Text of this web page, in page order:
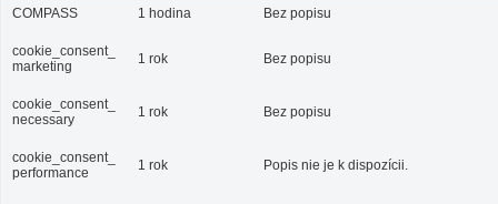
COMPASS 1 hodina Bez popisu
cookie_consent_
marketing
1 rok Bez popisu
cookie_consent_
necessary
1 rok Bez popisu
cookie_consent_
performance
1 rok Popis nie je k dispozícii.